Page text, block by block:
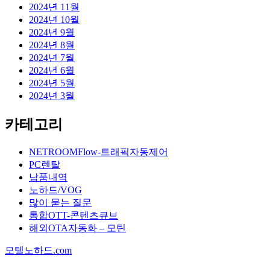
2024년 11월
2024년 10월
2024년 9월
2024년 8월
2024년 7월
2024년 6월
2024년 5월
2024년 3월
카테고리
NETROOMFlow-트래픽자동제어
PC렌탈
납품내역
노하드/VOG
많이 묻는 질문
통합OTT-콘텐츠큐브
해외OTA자동화 – 모틴
모텔노하드.com